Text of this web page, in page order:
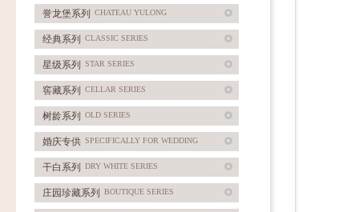
誉龙堡系列 CHATEAU YULONG
经典系列 CLASSIC SERIES
星级系列 STAR SERIES
窖藏系列 CELLAR SERIES
树龄系列 OLD SERIES
婚庆专供 SPECIFICALLY FOR WEDDING
干白系列 DRY WHITE SERIES
庄园珍藏系列 BOUTIQUE SERIES